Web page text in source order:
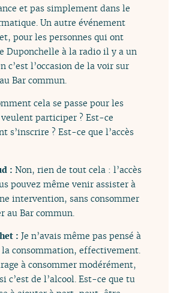
et pas simplement dans le
Un autre événement
pour les personnes qui ont
Duponchelle à la radio il y a un
c’est l’occasion de la voir sur
Bar commun.
cela se passe pour les
participer ? Est-ce
s’inscrire ? Est-ce que l’accès
:Non, rien de tout cela : l’accès
pouvez même venir assister à
intervention, sans consommer
au Bar commun.
:Je n’avais même pas pensé à
consommation, effectivement.
à consommer modérément,
c’est de l’alcool. Est-ce que tu